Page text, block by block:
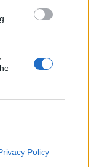
Policy